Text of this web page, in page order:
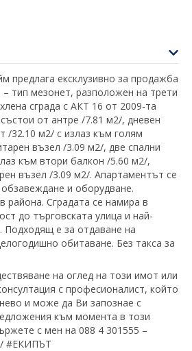
предлага ексклузивно за продажба
– тип мезонет, разположен на трети
сграда с АКТ 16 от 2009-та
от антре /7.81 м2/, дневен
/32.10 м2/ с излаз към голям
възел /3.09 м2/, две спални
към втори балкон /5.60 м2/,
възел /3.09 м2/. Апартаментът се
и оборудване.
района. Сградата се намира в
до търговската улица и най-
Подходящ е за отдаване на
обитаване. Без такса за
на оглед на този имот или
с професионалист, който
и може да Ви запознае с
към момента в този
с мен на 088 4 301555 –
#EКИПЪТ